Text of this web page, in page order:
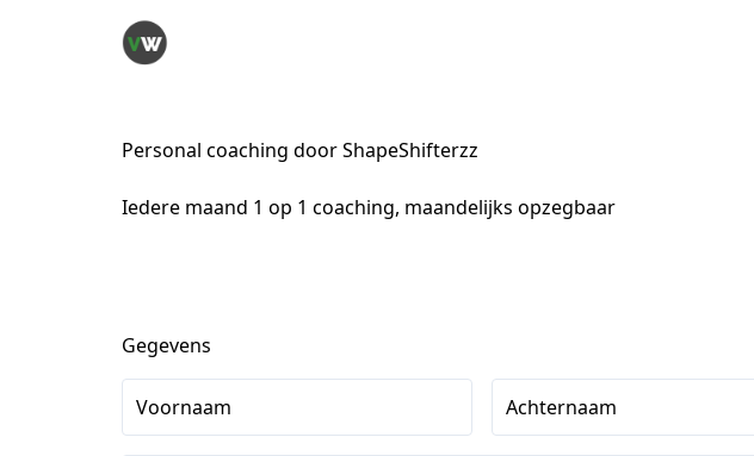
Personal coaching door ShapeShifterzz
Iedere maand 1 op 1 coaching, maandelijks opzegbaar
Gegevens
Voornaam Achternaam